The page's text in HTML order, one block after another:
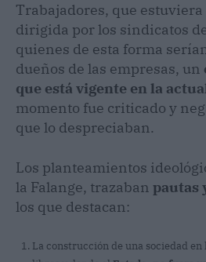
Trabajadores, que
dirigida por los sindicatos
quienes de esta forma
dueños de las empresas, un
que está vigente en la
momento fue criticado y
que lo despreciaban.
Los planteamientos
la Falange, trazaban pautas
los que destacan:
La construcción de una sociedad